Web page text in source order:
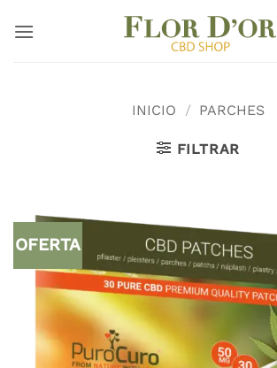
INICIO / PARCHES
FILTRAR
OFERTA